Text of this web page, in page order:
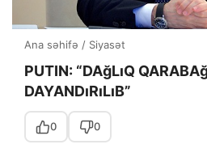
Ana səhifə / Siyasət
PUTIN: “DAğLıQ
DAYANDıRıLıB”
0 0